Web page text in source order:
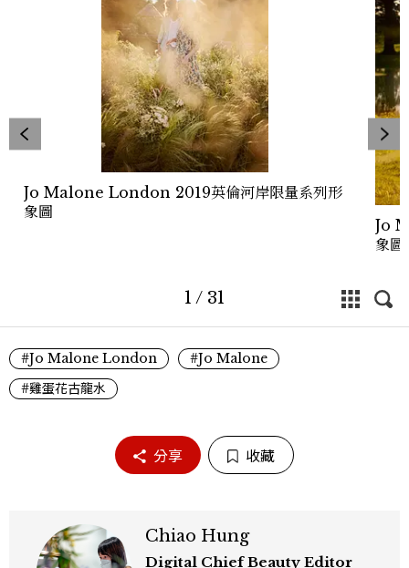
Jo Malone London 2019英倫河岸限量系列形
象圖
Jo
象圖
1 / 31
#Jo Malone London
#Jo Malone
#雞蛋花古龍水
分享 收藏
Chiao Hung
Digital Chief Beauty Editor